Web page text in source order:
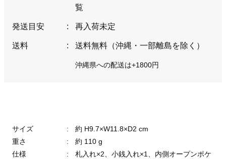
覧
発送目安 : 再入荷未定
送料 : 送料無料（沖縄・一部離島を除く）
沖縄県への配送は+1800円
サイズ :
約 H9.7×W11.8×D2 cm
重さ
:
約 110 g
仕様
:
札入れ×2、小銭入れ×1、内側オープンポケ